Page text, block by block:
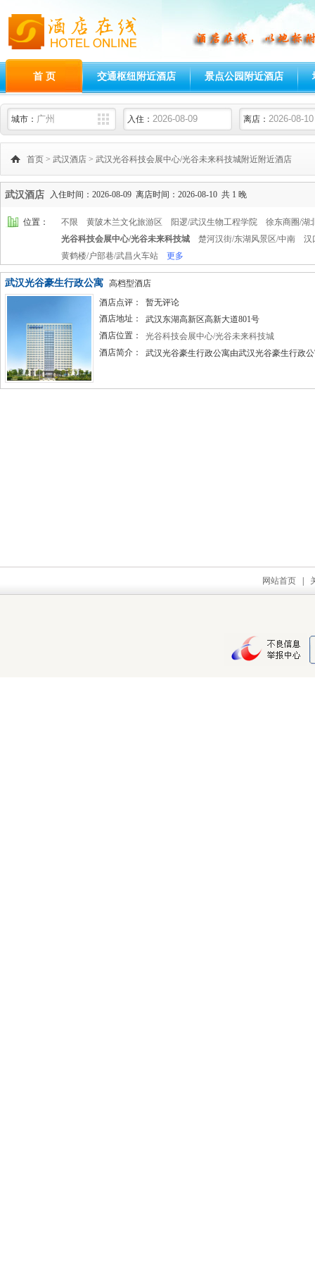
首 页 交通枢纽附近酒店 景点公园附近酒店
城市： 入住： 离店：
首页 > 武汉酒店 > 武汉光谷科技会展中心/光谷未来科技城附近附近酒店
武汉酒店 入住时间：2026-08-09 离店时间：2026-08-10 共 1 晚
位置： 不限 黄陂木兰文化旅游区 阳逻/武汉生物工程学院
徐东商圈/湖
光谷科技会展中心/光谷未来科技城
楚河汉街/东湖风景区/中南
汉
黄鹤楼/户部巷/武昌火车站
更多
武汉光谷豪生行政公寓 高档型酒店
酒店点评：
暂无评论
酒店地址：
武汉东湖高新区高新大道801号
酒店位置：
光谷科技会展中心/光谷未来科技城
酒店简介：
武汉光谷豪生行政公寓由武汉光谷豪生行政
网站首页